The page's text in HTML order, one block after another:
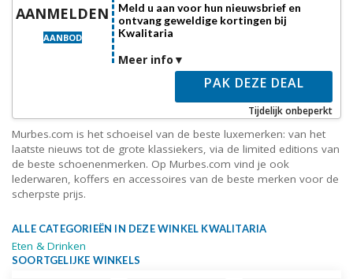
AANMELDEN
AANBOD
Meld u aan voor hun nieuwsbrief en
ontvang geweldige kortingen bij
Kwalitaria
Meer info
PAK DEZE DEAL
Tijdelijk onbeperkt
Murbes.com is het schoeisel van de beste luxemerken: van het
laatste nieuws tot de grote klassiekers, via de limited editions van
de beste schoenenmerken. Op Murbes.com vind je ook
lederwaren, koffers en accessoires van de beste merken voor de
scherpste prijs.
ALLE CATEGORIEËN IN DEZE WINKEL KWALITARIA
Eten & Drinken
SOORTGELIJKE WINKELS